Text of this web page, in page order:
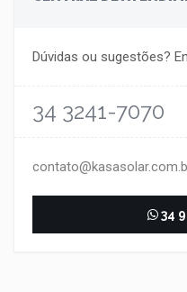
Dúvidas ou sugestões?
34 3241-7070
34